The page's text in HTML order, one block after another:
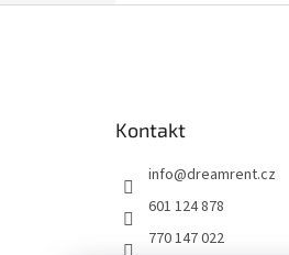
Kontakt
info@dreamrent.cz
601 124 878
770 147 022